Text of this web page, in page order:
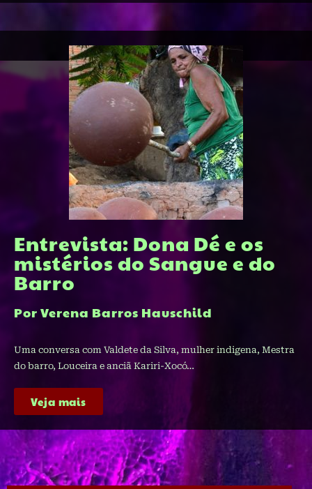
Entrevista: Dona Dé e os
mistérios do Sangue e do
Barro
Por Verena Barros Hauschild
Uma conversa com Valdete da Silva, mulher indigena, Mestra
do barro, Louceira e anciã Kariri-Xocó…
Veja mais